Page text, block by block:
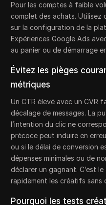
Pour les comptes à faible
complet des achats. Utilisez
sur la configuration de la
Expériences Google Ads
au panier ou de démarrage
Évitez les pièges
métriques
Un CTR élevé avec un CVR
décalage de messages. La
l’intention du clic ne
précoce peut induire en
ou si le délai de conversion
dépenses minimales ou de
déclarer un gagnant. C’est
rapidement les créatifs sans
Pourquoi les tests